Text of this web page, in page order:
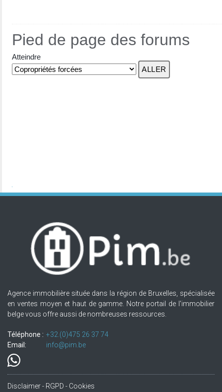
Pied de page des forums
Atteindre
Agence immobilière située dans la région de Bruxelles, spécialisée
en ventes moyen et haut de gamme. Notre portail de l'immobilier
belge vous offre aussi de nombreuses ressources.
Téléphone : +32.(0)475 26 37 74
Email:
info@pim.be
Disclaimer - RGPD - Cookies